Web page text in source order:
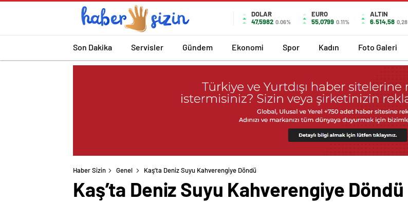
DOLAR
47,5982 0.06%
EURO
55,0799 0.11%
ALTIN
6.514,58 0,28
Son Dakika Servisler Gündem Ekonomi Spor Kadın Foto Galeri
Haber Sizin Genel Kaş’ta Deniz Suyu Kahverengiye Döndü
Kaş’ta Deniz Suyu Kahverengiye Döndü